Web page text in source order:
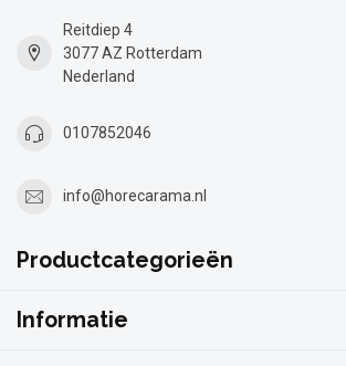
Reitdiep 4
3077 AZ Rotterdam
Nederland
0107852046
info@horecarama.nl
Productcategorieën
Informatie